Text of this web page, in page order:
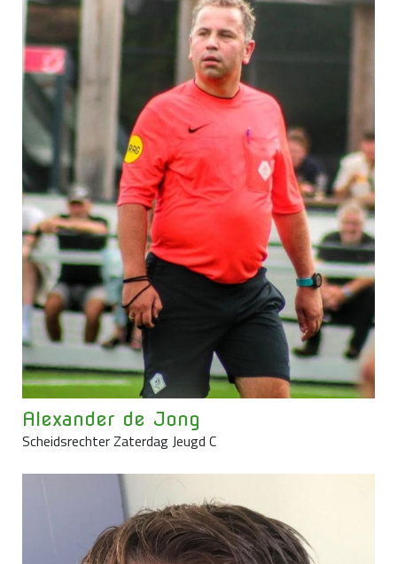
Alexander de Jong
Scheidsrechter Zaterdag Jeugd C